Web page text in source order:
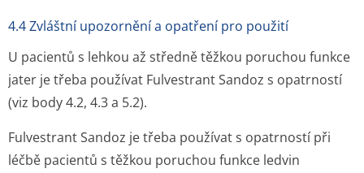
4.4 Zvláštní upozornění a opatření pro použití
U pacientů s lehkou až středně těžkou poruchou funkce
jater je třeba používat Fulvestrant Sandoz s opatrností
(viz body 4.2, 4.3 a 5.2).
Fulvestrant Sandoz je třeba používat s opatrností při
léčbě pacientů s těžkou poruchou funkce ledvin